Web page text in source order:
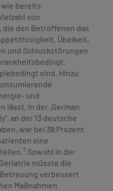
bereits
von
den Betroffenen das
Übelkeit,
und Schluckstörungen
sind. Hinzu
und
In der „German
an der 13 deutsche
war bei 38 Prozent
eine
7 Sowohl in der
müsste die
verbessert
Maßnahmen